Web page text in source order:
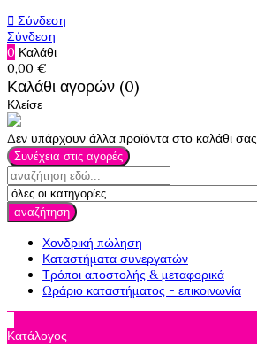
 Σύνδεση
Σύνδεση
0 Καλάθι
0,00 €
Καλάθι αγορών (0)
Κλείσε
Δεν υπάρχουν άλλα προϊόντα στο καλάθι σας
Συνέχεια στις αγορές
αναζήτηση
Χονδρική πώληση
Καταστήματα συνεργατών
Τρόποι αποστολής & μεταφορικά
Ωράριο καταστήματος - επικοινωνία
Κατάλογος